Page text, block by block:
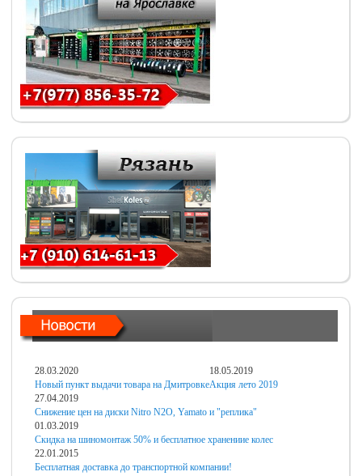
28.03.2020
Новый пункт выдачи товара на Дмитровке
18.05.2019
Акция лето 2019
27.04.2019
Снижение цен на диски Nitro N2O, Yamato и "реплика"
01.03.2019
Скидка на шиномонтаж 50% и бесплатное хранениие колес
22.01.2015
Бесплатная доставка до транспортной компании!